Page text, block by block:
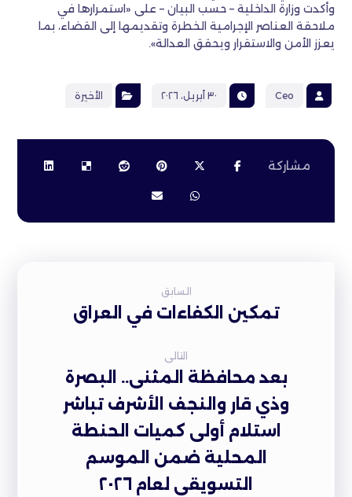
وأكدت وزارة الداخلية – حسب البيان – على «استمرارها في
ملاحقة العناصر الإجرامية الخطرة وتقديمها إلى القضاء، بما
يعزز الأمن والاستقرار ويحقق العدالة».
Ceo ٣٠ أبريل، ٢٠٢٦ الأخيرة
السابق
تمكين الكفاءات في العراق
التالى
بعد محافظة المثنى.. البصرة
وذي قار والنجف الأشرف تباشر
استلام أولى كميات الحنطة
المحلية ضمن الموسم
التسويقي لعام ٢٠٢٦